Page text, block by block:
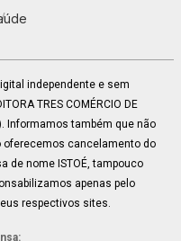
independente e sem
TRES COMÉRCIO DE
Informamos também que não
oferecemos cancelamento do
de nome ISTOÉ, tampouco
apenas pelo
respectivos sites.